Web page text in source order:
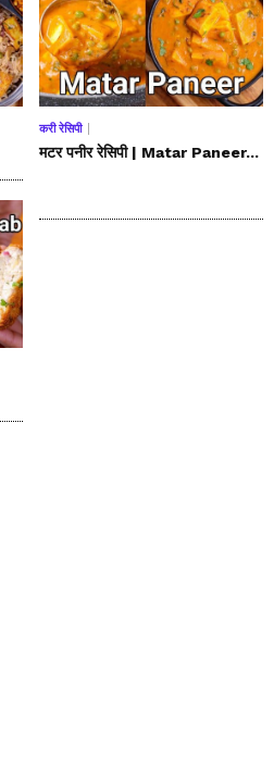
करी रेसिपी
मटर पनीर रेसिपी | Matar Paneer...